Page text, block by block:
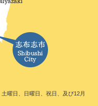
曜日、日曜日、祝日、及び12月